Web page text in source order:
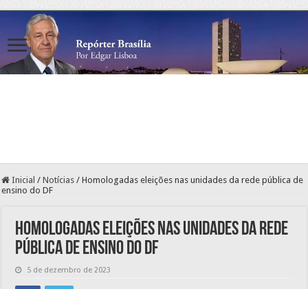
Inicial / Notícias / Homologadas eleições nas unidades da rede pública de
ensino do DF
Homologadas eleições nas unidades da rede
pública de ensino do DF
5 de dezembro de 2023